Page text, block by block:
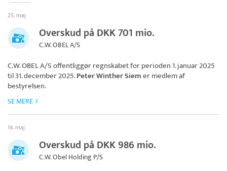
25. maj
Overskud på DKK 701 mio.
C.W. OBEL A/S
C.W. OBEL A/Soffentliggør regnskabet for perioden 1. januar 2025
til 31. december 2025.Peter Winther Siemer medlem af
bestyrelsen.
SE MERE
14. maj
Overskud på DKK 986 mio.
C.W. Obel Holding P/S